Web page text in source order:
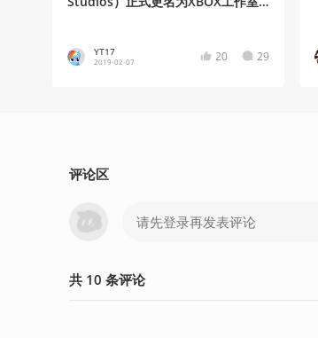
YT17
2019-02-07 20 29
评论区
共 10 条评论